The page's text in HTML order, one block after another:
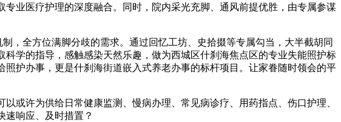
业医疗护理的深度融合。同时，院内采光充脚、通风前提优胜，由专属参谋
全方位满脚分歧的需求。通过回忆工坊、史拾掇等专属勾当，大半截胡同
学的指导，感触感染天然乐趣，做为西城区什刹海焦点区的专业失能照护标
护办事，更是什刹海街道嵌入式养老办事的标杆项目。让家眷随时领会的平
许为供给日常健康监测、慢病办理、常见病诊疗、用药指点、伤口护理、
速响应、及时措置？